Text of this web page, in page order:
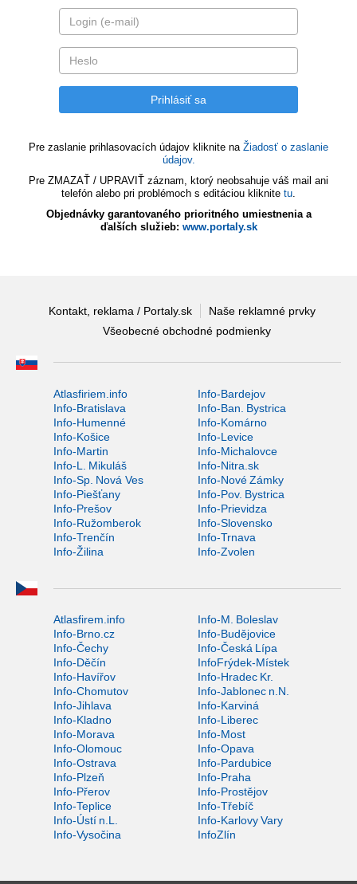
Pre zaslanie prihlasovacích údajov kliknite na Žiadosť o zaslanie
údajov.
Pre ZMAZAŤ / UPRAVIŤ záznam, ktorý neobsahuje váš mail ani
telefón alebo pri problémoch s editáciou kliknite tu.
Objednávky garantovaného prioritného umiestnenia a
ďalších služieb: www.portaly.sk
Kontakt, reklama / Portaly.sk
Naše reklamné prvky
Všeobecné obchodné podmienky
Atlasfiriem.info
Info-Bardejov
Info-Bratislava
Info-Ban. Bystrica
Info-Humenné
Info-Komárno
Info-Košice
Info-Levice
Info-Martin
Info-Michalovce
Info-L. Mikuláš
Info-Nitra.sk
Info-Sp. Nová Ves
Info-Nové Zámky
Info-Piešťany
Info-Pov. Bystrica
Info-Prešov
Info-Prievidza
Info-Ružomberok
Info-Slovensko
Info-Trenčín
Info-Trnava
Info-Žilina
Info-Zvolen
Atlasfirem.info
Info-M. Boleslav
Info-Brno.cz
Info-Budějovice
Info-Čechy
Info-Česká Lípa
Info-Děčín
InfoFrýdek-Místek
Info-Havířov
Info-Hradec Kr.
Info-Chomutov
Info-Jablonec n.N.
Info-Jihlava
Info-Karviná
Info-Kladno
Info-Liberec
Info-Morava
Info-Most
Info-Olomouc
Info-Opava
Info-Ostrava
Info-Pardubice
Info-Plzeň
Info-Praha
Info-Přerov
Info-Prostějov
Info-Teplice
Info-Třebíč
Info-Ústí n.L.
Info-Karlovy Vary
Info-Vysočina
InfoZlín